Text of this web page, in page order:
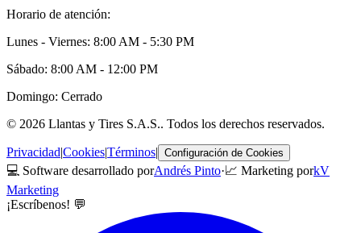
Horario de atención:
Lunes - Viernes: 8:00 AM - 5:30 PM
Sábado: 8:00 AM - 12:00 PM
Domingo: Cerrado
© 2026 Llantas y Tires S.A.S.. Todos los derechos reservados.
Privacidad|Cookies|Términos| Configuración de Cookies
💻 Software desarrollado porAndrés Pinto·📈 Marketing porkV
Marketing
¡Escríbenos! 💬